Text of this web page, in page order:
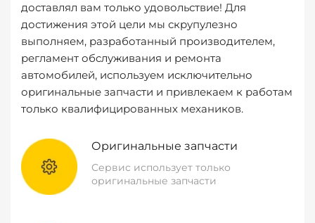
доставлял вам только удовольствие! Для
достижения этой цели мы скрупулезно
выполняем, разработанный производителем,
регламент обслуживания и ремонта
автомобилей, используем исключительно
оригинальные запчасти и привлекаем к работам
только квалифицированных механиков.
Оригинальные запчасти
Сервис использует только
оригинальные запчасти